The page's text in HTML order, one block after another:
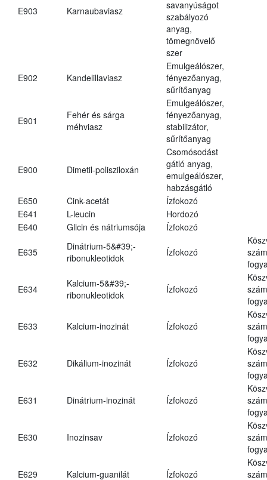
E903 Karnaubaviasz
savanyúságot
szabályozó
anyag,
tömegnövelő
szer
E902 Kandelillaviasz
Emulgeálószer,
fényezőanyag,
sűrítőanyag
E901
Fehér és sárga
méhviasz
Emulgeálószer,
fényezőanyag,
stabilizátor,
sűrítőanyag
E900 Dimetil-polisziloxán
Csomósodást
gátló anyag,
emulgeálószer,
habzásgátló
E650
Cink-acetát
Ízfokozó
E641
L-leucin
Hordozó
E640
Glicin és nátriumsója Ízfokozó
E635
Dinátrium-5&#39;-
ribonukleotidok
Ízfokozó
E634
Kalcium-5&#39;-
ribonukleotidok
Ízfokozó
E633 Kalcium-inozinát Ízfokozó
E632 Dikálium-inozinát Ízfokozó
E631 Dinátrium-inozinát Ízfokozó
E630 Inozinsav Ízfokozó
E629 Kalcium-guanilát Ízfokozó